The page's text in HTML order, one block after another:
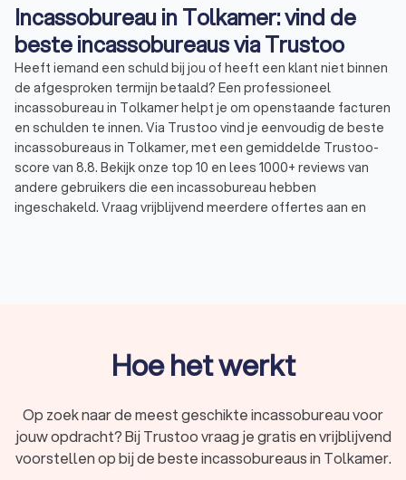
Incassobureau in Tolkamer: vind de
beste incassobureaus via Trustoo
Heeft iemand een schuld bij jou of heeft een klant niet binnen
de afgesproken termijn betaald? Een professioneel
incassobureau in Tolkamer helpt je om openstaande facturen
en schulden te innen. Via Trustoo vind je eenvoudig de beste
incassobureaus in Tolkamer, met een gemiddelde Trustoo-
score van 8.8. Bekijk onze top 10 en lees 1000+ reviews van
andere gebruikers die een incassobureau hebben
ingeschakeld. Vraag vrijblijvend meerdere offertes aan en
niet binnen de afgesproken termijn betaalt en niet op jouw
eigen aanmaningen reageert, kun je een incassobureau
zorgen dat jij de betaling krijgt.
Wat kan een incassobureau doen?
Betalingsherinneringen en aanmaningen sturen.
Contact opnemen met de debiteur via telefoon, e-mail
Hoe het werkt
Op zoek naar de meest geschikte incassobureau voor
jouw opdracht? Bij Trustoo vraag je gratis en vrijblijvend
voorstellen op bij de beste incassobureaus in Tolkamer.